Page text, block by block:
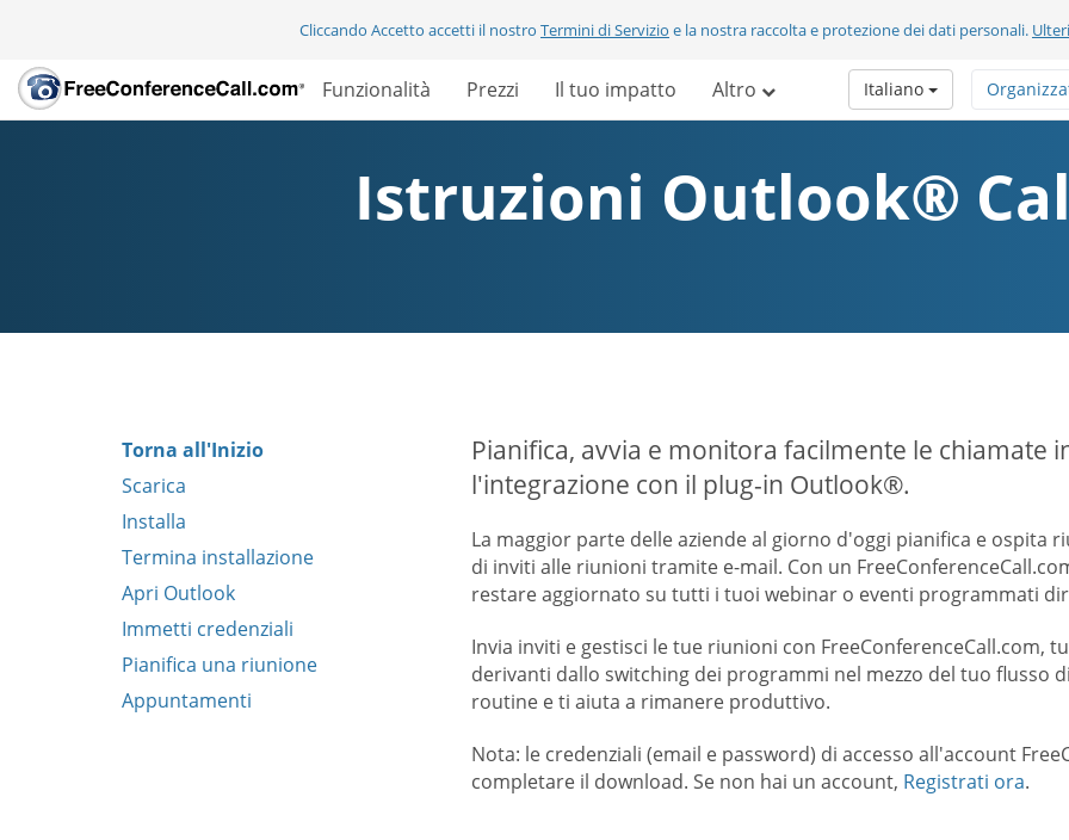
Cliccando Accetto accetti il nostro Termini di Servizio e la nostra raccolta e protezione dei dati personali.
Funzionalità Prezzi Il tuo impatto Altro Italiano
Istruzioni Outlook®
Torna all'Inizio
Scarica
Installa
Termina installazione
Apri Outlook
Immetti credenziali
Pianifica una riunione
Appuntamenti
Pianifica, avvia e monitora facilmente le chiamate
l'integrazione con il plug-in Outlook®.
La maggior parte delle aziende al giorno d'oggi pianifica e ospita
di inviti alle riunioni tramite e-mail. Con un
restare aggiornato su tutti i tuoi webinar o eventi programmati
Invia inviti e gestisci le tue riunioni con FreeConferenceCall.com,
derivanti dallo switching dei programmi nel mezzo del tuo flusso
routine e ti aiuta a rimanere produttivo.
Nota: le credenziali (email e password) di accesso all'account
completare il download. Se non hai un account, Registrati ora.